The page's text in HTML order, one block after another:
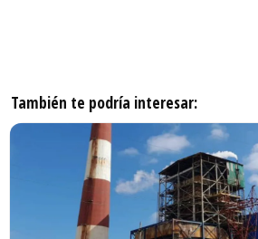
También te podría interesar: